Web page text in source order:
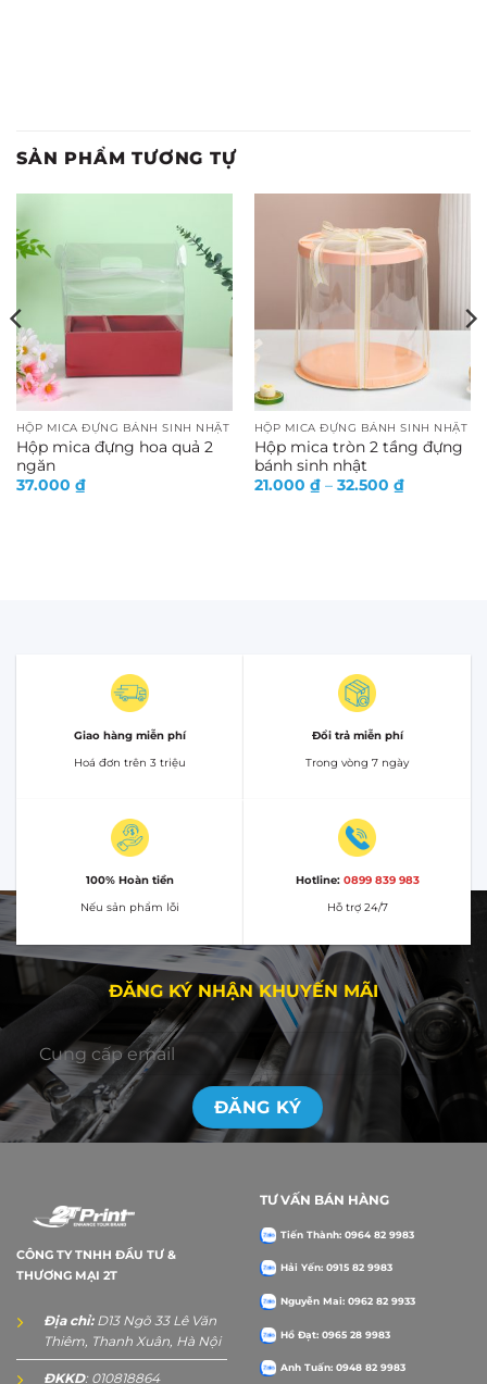
SẢN PHẨM TƯƠNG TỰ
HỘP MICA ĐỰNG BÁNH SINH NHẬT
Hộp mica đựng hoa quả 2
ngăn
37.000 ₫
HỘP MICA ĐỰNG BÁNH SINH NHẬT
Hộp mica tròn 2 tầng đựng
bánh sinh nhật
21.000 ₫ – 32.500 ₫Khoảng
giá:
Giao hàng miễn phí
Hoá đơn trên 3 triệu
Đổi trả miễn phí
Trong vòng 7 ngày
100% Hoàn tiền
Nếu sản phẩm lỗi
Hotline: 0899 839 983
Hỗ trợ 24/7
ĐĂNG KÝ NHẬN KHUYẾN MÃI
CÔNG TY TNHH ĐẦU TƯ &
THƯƠNG MẠI 2T
Địa chỉ:D13 Ngõ 33 Lê Văn
Thiêm, Thanh Xuân, Hà Nội
ĐKKD: 010818864
TƯ VẤN BÁN HÀNG
Tiến Thành: 0964 82 9983
Hải Yến: 0915 82 9983
Nguyễn Mai: 0962 82 9933
Hồ Đạt: 0965 28 9983
Anh Tuấn: 0948 82 9983